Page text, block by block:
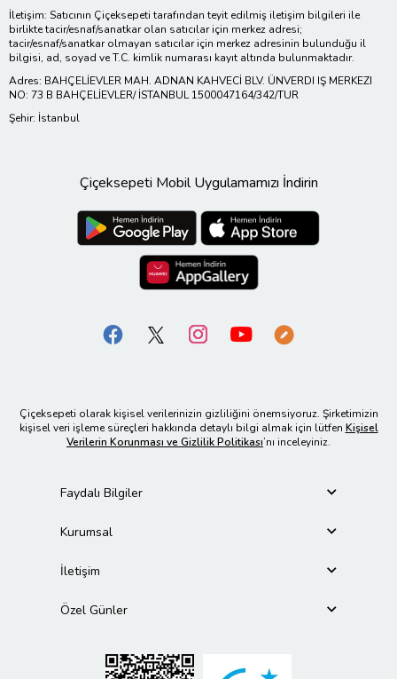
İletişim: Satıcının Çiçeksepeti tarafından teyit edilmiş iletişim bilgileri ile
birlikte tacir/esnaf/sanatkar olan satıcılar için merkez adresi;
tacir/esnaf/sanatkar olmayan satıcılar için merkez adresinin bulunduğu il
bilgisi, ad, soyad ve T.C. kimlik numarası kayıt altında bulunmaktadır.
Adres: BAHÇELİEVLER MAH. ADNAN KAHVECİ BLV. ÜNVERDI IŞ MERKEZI
NO: 73 B BAHÇELİEVLER/ İSTANBUL 1500047164/342/TUR
Şehir: İstanbul
Çiçeksepeti Mobil Uygulamamızı İndirin
Çiçeksepeti olarak kişisel verilerinizin gizliliğini önemsiyoruz. Şirketimizin
kişisel veri işleme süreçleri hakkında detaylı bilgi almak için lütfen Kişisel
Verilerin Korunması ve Gizlilik Politikası’nı inceleyiniz.
Faydalı Bilgiler
Kurumsal
İletişim
Özel Günler